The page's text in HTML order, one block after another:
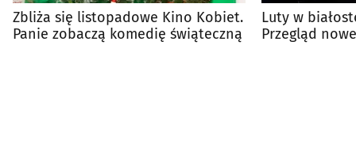
Zbliża się listopadowe Kino Kobiet.
Panie zobaczą komedię świąteczną
Luty w
Przegląd